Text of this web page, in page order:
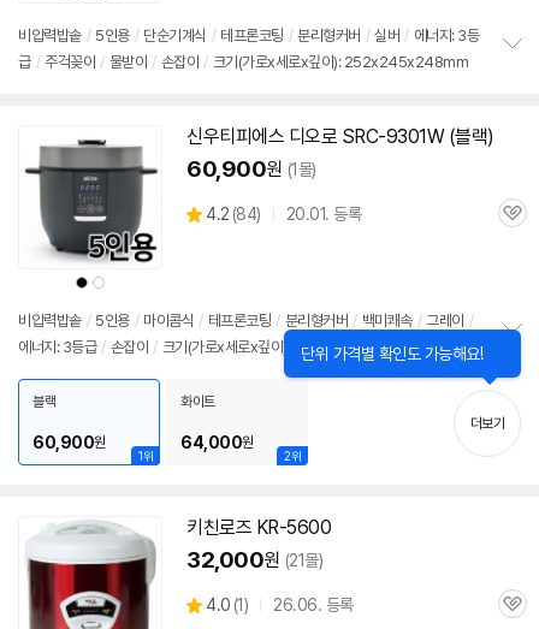
비압력밥솥 / 5인용 / 단순기계식 / 테프론코팅 / 분리형커버 / 실버 / 에너지: 3등
급 / 주걱꽂이 / 물받이 / 손잡이 / 크기(가로x세로x깊이): 252x245x248mm
상
품
상
상
품
상
신우티피에스 디오로 SRC-9301W (블랙)
60,900원 (1몰)
별
4.2 (상
84) 20.01. 등록
관
비압력밥솥 / 5인용 / 마이콤식 / 테프론코팅 / 분리형커버 / 백미쾌속 / 그레이 /
에너지: 3등급 / 손잡이 / 크기(가로x세로x깊이): 275x225x225mm
보
치
기
1위
블랙
60,900원
2위
화이트
64,000원
단위 가격별 확인도 가능해요!
기
더보기
키친로즈 KR-5600
32,000원 (21몰)
별
4.0 (상
1) 26.06. 등록
관